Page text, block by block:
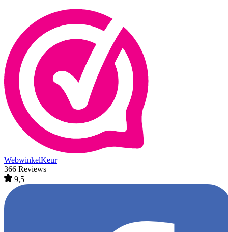
WebwinkelKeur
366 Reviews
9,5